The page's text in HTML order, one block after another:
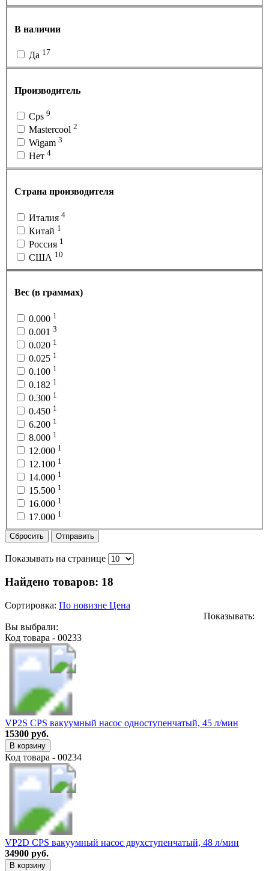
В наличии
Да 17
Производитель
Cps 9
Mastercool 2
Wigam 3
Нет 4
Страна производителя
Италия 4
Китай 1
Россия 1
США 10
Вес (в граммах)
0.000 1
0.001 3
0.020 1
0.025 1
0.100 1
0.182 1
0.300 1
0.450 1
6.200 1
8.000 1
12.000 1
12.100 1
14.000 1
15.500 1
16.000 1
17.000 1
Сбросить Отправить
Показывать на странице
Найдено товаров: 18
Сортировка: По новизне Цена
Показывать:
Вы выбрали:
Код товара - 00233
VP2S CPS вакуумный насос одноступенчатый, 45 л/мин
15300 руб.
В корзину
Код товара - 00234
VP2D CPS вакуумный насос двухступенчатый, 48 л/мин
34900 руб.
В корзину